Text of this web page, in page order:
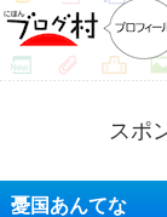
スポ
憂国あんてな